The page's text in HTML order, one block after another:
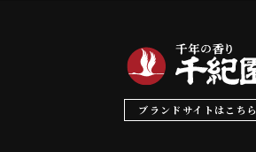
ブランドサイトはこちら